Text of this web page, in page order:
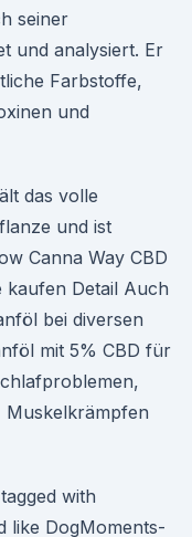
seiner
und analysiert. Er
Farbstoffe,
und
das volle
und ist
Canna Way CBD
Detail Auch
bei diversen
mit 5% CBD für
Muskelkrämpfen
with
like DogMoments-